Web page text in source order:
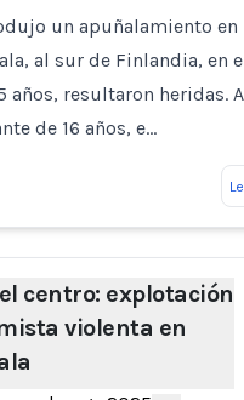
un apuñalamiento en
al sur de Finlandia, en
años, resultaron heridas.
de 16 años, e…
centro: explotación
violenta en